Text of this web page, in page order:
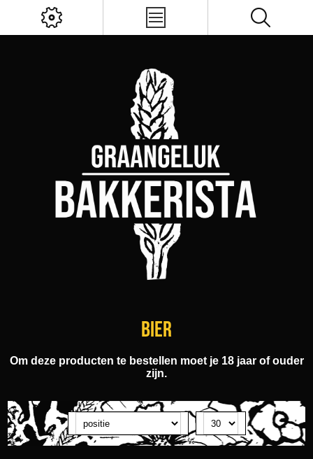
Bier
Om deze producten te bestellen moet je 18 jaar of ouder
zijn.